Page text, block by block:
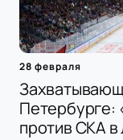
28 февраля
Петербурге:
против СКА